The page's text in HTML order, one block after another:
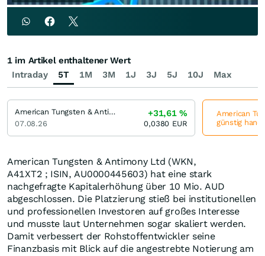
American Tungsten & Antimony Ltd (WKN,
A41XT2 ; ISIN, AU0000445603) hat eine stark
nachgefragte Kapitalerhöhung über 10 Mio. AUD
abgeschlossen. Die Platzierung stieß bei institutionellen
und professionellen Investoren auf großes Interesse
und musste laut Unternehmen sogar skaliert werden.
Damit verbessert der Rohstoffentwickler seine
Finanzbasis mit Blick auf die angestrebte Notierung am
Intraday 5T 1M 3M 1J 3J 5J 10J Max
1 im Artikel enthaltener Wert
American Tungsten & Antimony
07.08.26
+31,61%
0,0380 EUR
American
günstig